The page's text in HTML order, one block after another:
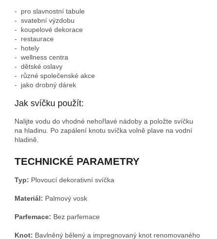
- pro slavnostní tabule
- svatební výzdobu
- koupelové dekorace
- restaurace
- hotely
- wellness centra
- dětské oslavy
- různé společenské akce
- jako drobný dárek
Jak svíčku použít:
Nalijte vodu do vhodné nehořlavé nádoby a položte svíčku
na hladinu. Po zapálení knotu svíčka volně plave na vodní
hladině.
TECHNICKÉ PARAMETRY
Typ: Plovoucí dekorativní svíčka
Materiál: Palmový vosk
Parfemace: Bez parfemace
Knot: Bavlněný bělený a impregnovaný knot renomovaného